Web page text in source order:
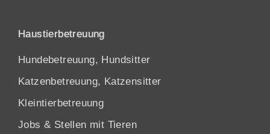
Haustierbetreuung
Hundebetreuung, Hundsitter
Katzenbetreuung, Katzensitter
Kleintierbetreuung
Jobs & Stellen mit Tieren